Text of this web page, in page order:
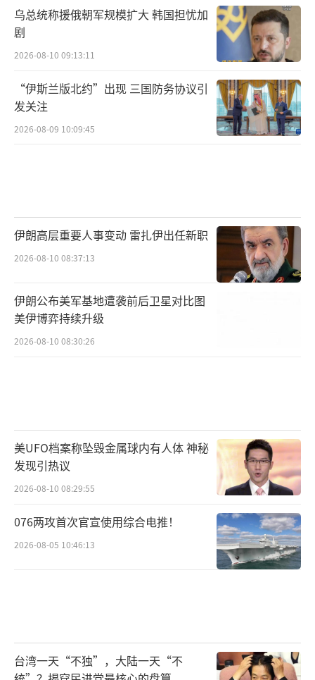
乌总统称援俄朝军规模扩大 韩国担忧加
剧
2026-08-10 09:13:11
“伊斯兰版北约”出现 三国防务协议引
发关注
2026-08-09 10:09:45
伊朗高层重要人事变动 雷扎伊出任新职
2026-08-10 08:37:13
伊朗公布美军基地遭袭前后卫星对比图
美伊博弈持续升级
2026-08-10 08:30:26
美UFO档案称坠毁金属球内有人体 神秘
发现引热议
2026-08-10 08:29:55
076两攻首次官宣使用综合电推！
2026-08-05 10:46:13
台湾一天“不独”，大陆一天“不